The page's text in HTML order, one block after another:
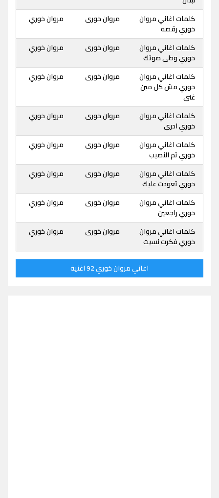
كلمات اغاني مروان
خوري رقصه
مروان خورى مروان خوري
كلمات اغاني مروان
خوري وطى صوتك
مروان خورى مروان خوري
كلمات اغاني مروان
خوري مش كل مين
غنى
مروان خورى مروان خوري
كلمات اغاني مروان
خوري ادرى
مروان خورى مروان خوري
كلمات اغاني مروان
خوري تم النصيب
مروان خورى مروان خوري
كلمات اغاني مروان
خوري تعودت عليك
مروان خورى مروان خوري
كلمات اغاني مروان
خوري راجعين
مروان خورى مروان خوري
كلمات اغاني مروان
خوري فكرت نسيت
مروان خورى مروان خوري
اغاني مروان خوري 92 اغنية